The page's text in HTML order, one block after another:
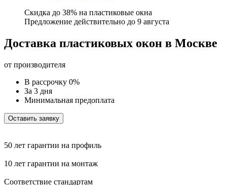
Cкидка до 38% на пластиковые окна
Предложение действительно до 9 августа
Доставка пластиковых окон в Москве
от производителя
В рассрочку 0%
За 3 дня
Минимальная предоплата
Оставить заявку
50 лет гарантии на профиль
10 лет гарантии на монтаж
Соответствие стандартам